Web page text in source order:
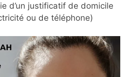
d’un justificatif de domicile
ou de téléphone)